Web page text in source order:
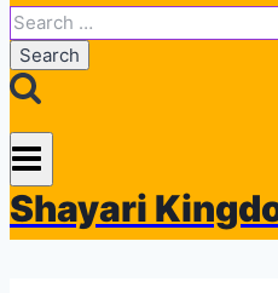
Search
for:
Shayari